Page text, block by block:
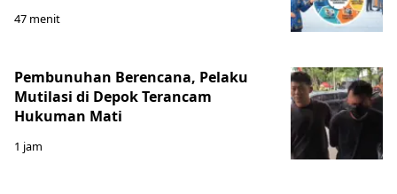
47 menit
Pembunuhan Berencana, Pelaku
Mutilasi di Depok Terancam
Hukuman Mati
1 jam